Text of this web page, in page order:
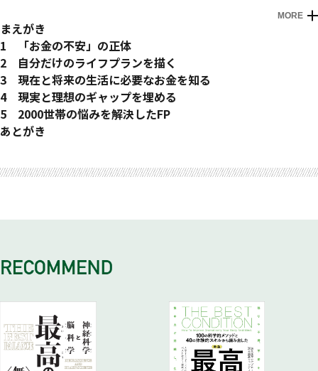
MORE
まえがき
1 「お金の不安」の正体
「お金」を理由に夢を諦めなくていい
「お勧めの投資商品」は存在しない
理想の人生を描く「ライフプラン」
2 自分だけのライフプランを描く
理想の人生の設計図を描く
理想の「働き方」をイメージする
理想の「家族」をイメージする
理想の「子育て・教育」をイメージする ①幼少期
理想の「子育て・教育」をイメージする ③高等教育
理想の「住まい」をイメージする ①住む街
理想の「住まい」をイメージする ③一戸建て／マンション
3 現在と将来の生活に必要なお金を知る
シミュレーションの手順
自分の「現在地」を知る
「生活」に必要なお金を知る
「出産」に必要なお金を知る
「育児」に必要なお金を知る
「住まい」に必要なお金を知る
「保険」には入るべきか
4 現実と理想のギャップを埋める
ギャップを埋める方法を決める
ギャップを埋める方法 ①「収入」を増やす
ギャップを埋める方法 ③「資産運用」をする
5 2000世帯の悩みを解決したFP
お金の問題で人生が変わってしまう人もいる
ライフプランは人生を考えること
誰もが自立してお金のことを考えられるように
服。マイホームと安心を引き寄せた資産管理術
お客様の事例 ③世帯年収1000万円超でも「毎月赤字」。40代
お客様の事例 ④賃貸を続けるなら老後資金はいくら必要？年
収650万円・40代独身女性が掴んだ老後の安心
お客様の事例 ⑤資産1億円超でも老後不安は消えなかった。50
代後半夫婦が自由な老後を手に入れるまで
あとがき